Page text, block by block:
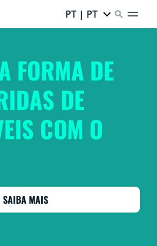
PT | PT
FORMA DE
DE
COM O
SAIBA MAIS